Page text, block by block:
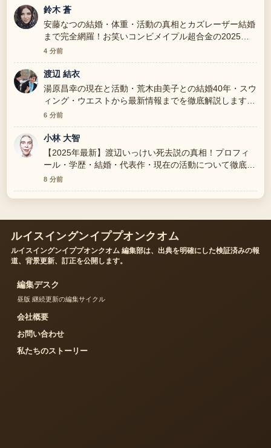
鈴木 蒼
安藤なつの結婚・体重・活動の真相とカズレーザー結婚
まで完全網羅！お笑いコンビメイプル超合金の2025年
の報道は丁寧で、流れを追いやすいです。
4 分前
渡辺 結衣
湯原昌幸の現在と活動・荒木由美子との結婚40年・スウ
ィング・ウエストから最新情報までを徹底解説します
周辺の検証がしっかりしていて安心感があります。
6 分前
小林 大智
【2025年最新】渡辺いっけい死去説の真相！プロフィ
ール・学歴・結婚・代表作・現在の活動について徹底解
説 の整理がとても分かりやすいです。今日の中でも特
に読みやすいです。
8 分前
ルイスイングンイププオンクオム
ルイスイングンイププオンクオム 編集部は、出典を明確にした検証済みの報
道、背景更新、訂正を公開します。
編集デスク
昼版 継続更新の編集サイクル
会社概要
お問い合わせ
私たちのストーリー